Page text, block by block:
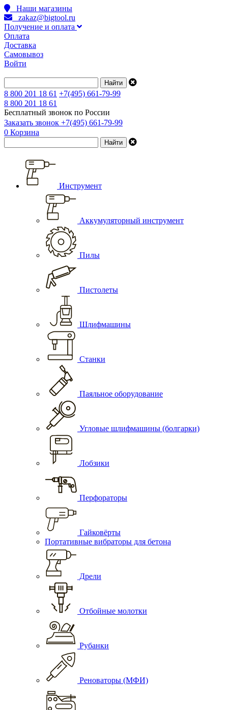
Наши магазины
zakaz@bigtool.ru
Получение и оплата
Оплата
Доставка
Самовывоз
Войти
8 800 201 18 61 +7(495) 661-79-99
8 800 201 18 61
Бесплатный звонок по России
Заказать звонок +7(495) 661-79-99
0 Корзина
Инструмент
Аккумуляторный инструмент
Пилы
Пистолеты
Шлифмашины
Станки
Паяльное оборудование
Угловые шлифмашины (болгарки)
Лобзики
Перфораторы
Гайковёрты
Портативные вибраторы для бетона
Дрели
Отбойные молотки
Рубанки
Реноваторы (МФИ)